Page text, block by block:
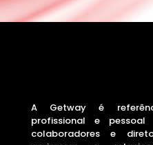
A Getway é
profissional e
colaboradores e